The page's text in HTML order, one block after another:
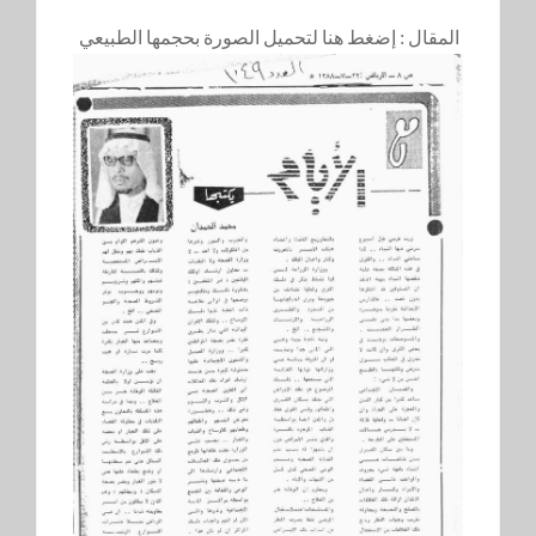
المقال : إضغط هنا لتحميل الصورة بحجمها الطبيعي